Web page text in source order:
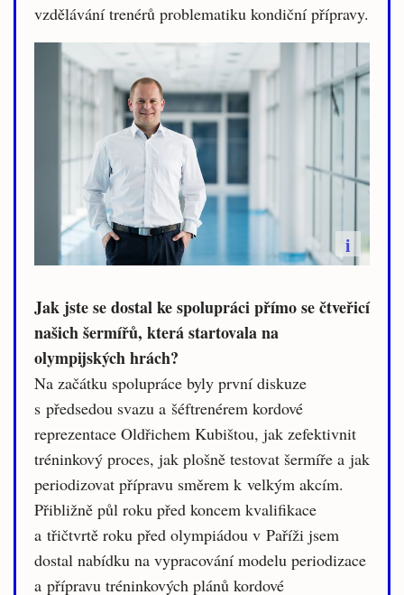
vzdělávání trenérů problematiku kondiční přípravy.
i
Jak jste se dostal ke spolupráci přímo se čtveřicí
našich šermířů, která startovala na
olympijských hrách?
Na začátku spolupráce byly první diskuze
s předsedou svazu a šéftrenérem kordové
reprezentace Oldřichem Kubištou, jak zefektivnit
tréninkový proces, jak plošně testovat šermíře a jak
periodizovat přípravu směrem k velkým akcím.
Přibližně půl roku před koncem kvalifikace
a třičtvrtě roku před olympiádou v Paříži jsem
dostal nabídku na vypracování modelu periodizace
a přípravu tréninkových plánů kordové